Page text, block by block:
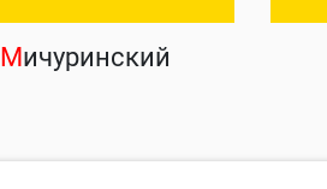
Мичуринский